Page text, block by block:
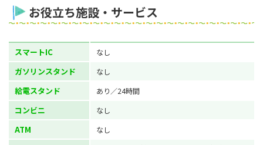
お役立ち施設・サービス
スマートIC なし
ガソリンスタンド なし
給電スタンド あり／24時間
コンビニ なし
ATM なし